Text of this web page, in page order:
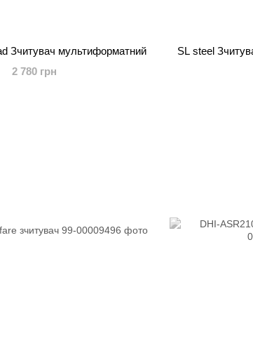
Зчитувач мультиформатний
2 780 грн
SL steel